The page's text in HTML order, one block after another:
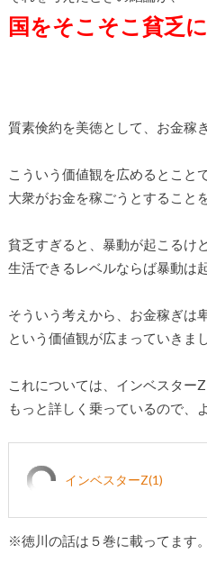
国をそこそこ貧乏
質素倹約を美徳として、お金稼
こういう価値観を広めるとことで
大衆がお金を稼ごうとすること
貧乏すぎると、暴動が起こるけど
生活できるレベルならば暴動は
そういう考えから、お金稼ぎは
という価値観が広まっていきまし
これについては、インベスター
もっと詳しく乗っているので、
インベスターZ(1)
※徳川の話は５巻に載ってます。